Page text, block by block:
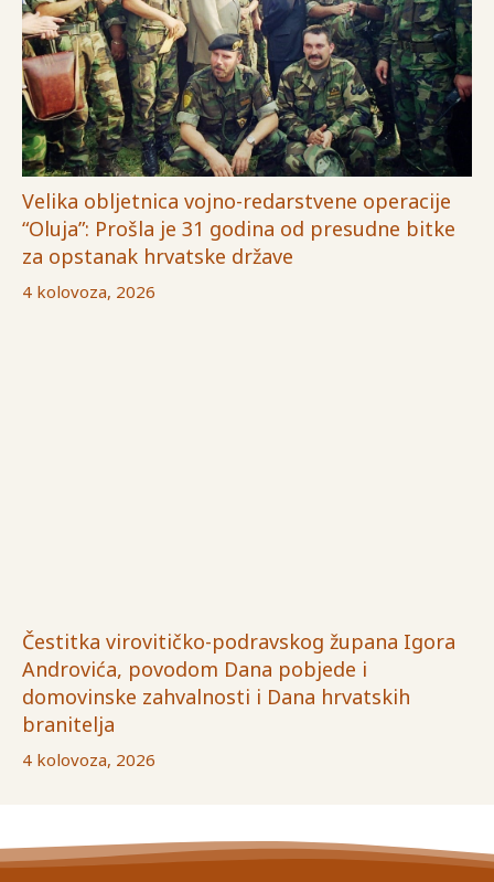
Velika obljetnica vojno-redarstvene operacije
“Oluja”: Prošla je 31 godina od presudne bitke
za opstanak hrvatske države
4 kolovoza, 2026
Čestitka virovitičko-podravskog župana Igora
Androvića, povodom Dana pobjede i
domovinske zahvalnosti i Dana hrvatskih
branitelja
4 kolovoza, 2026